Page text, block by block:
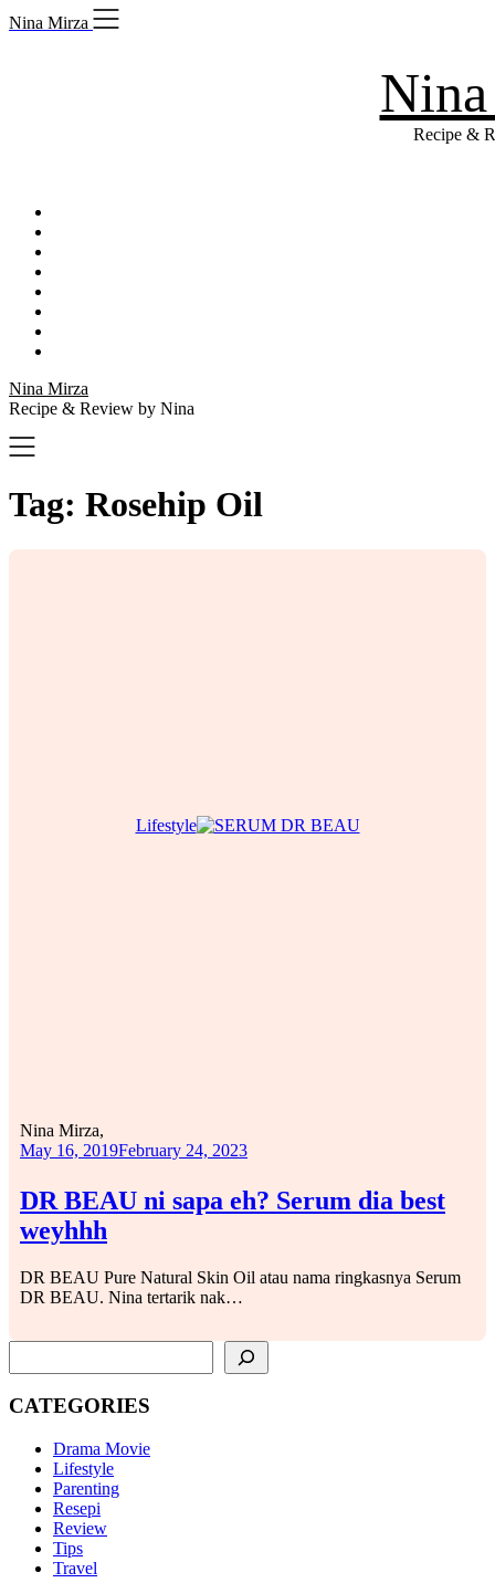
Skip
to
Nina Mirza
Recipe &
Nina Mirza
Recipe & Review by Nina
Tag: Rosehip Oil
Lifestyle
DR BEAU ni sapa eh? Serum dia best
weyhhh
Nina Mirza,
May 16, 2019February 24, 2023
DR BEAU Pure Natural Skin Oil atau nama ringkasnya Serum
DR BEAU. Nina tertarik nak…
CATEGORIES
Drama Movie
Lifestyle
Parenting
Resepi
Review
Tips
Travel